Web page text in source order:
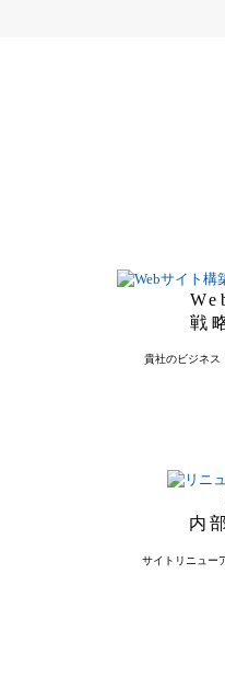
戦
貴社のビジネス
内
サイトリニュー